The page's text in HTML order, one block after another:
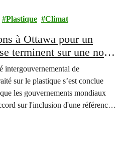
Plastique Climat
à Ottawa pour un
terminent sur une note
canadien mitigé
intergouvernemental de
sur le plastique s’est conclue
les gouvernements mondiaux
sur l'inclusion d'une référence
plastique ou aux polymères dans